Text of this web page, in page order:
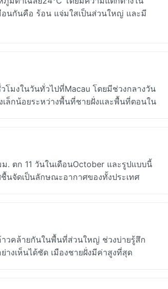
นกันคือ ร้อน แจ่มใสเป็นส่วนใหญ่ และมี
โมงในวันทั่วไปที่Macau โดยมีช่วงกลางวัน
ล็กน้อยระหว่างพื้นที่ชายฝั่งและพื้นที่ตอนใน
. ตก 11 วันในเดือนOctober และรูปแบบนี้
นจัดเป็นลักษณะอากาศของทั้งประเทศ
วคล้ายกันในพื้นที่ส่วนใหญ่ ช่วงบ่ายรู้สึก
งเห็นได้ชัด เมืองชายฝั่งมีค่าสูงที่สุด